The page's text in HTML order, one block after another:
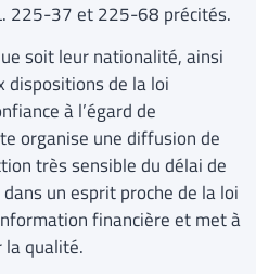
225-37 et 225-68 précités.
soit leur nationalité, ainsi
dispositions de la loi
à l’égard de
organise une diffusion de
très sensible du délai de
un esprit proche de la loi
financière et met à
la qualité.